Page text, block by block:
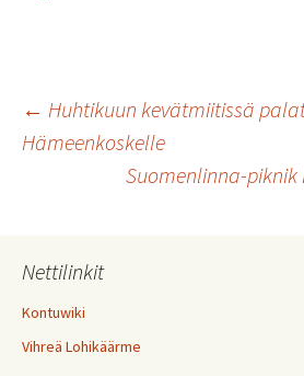
Artikkelien
selaus
← Huhtikuun kevätmiitissä
Hämeenkoskelle
Suomenlinna-piknik
Nettilinkit
Kontuwiki
Vihreä Lohikäärme